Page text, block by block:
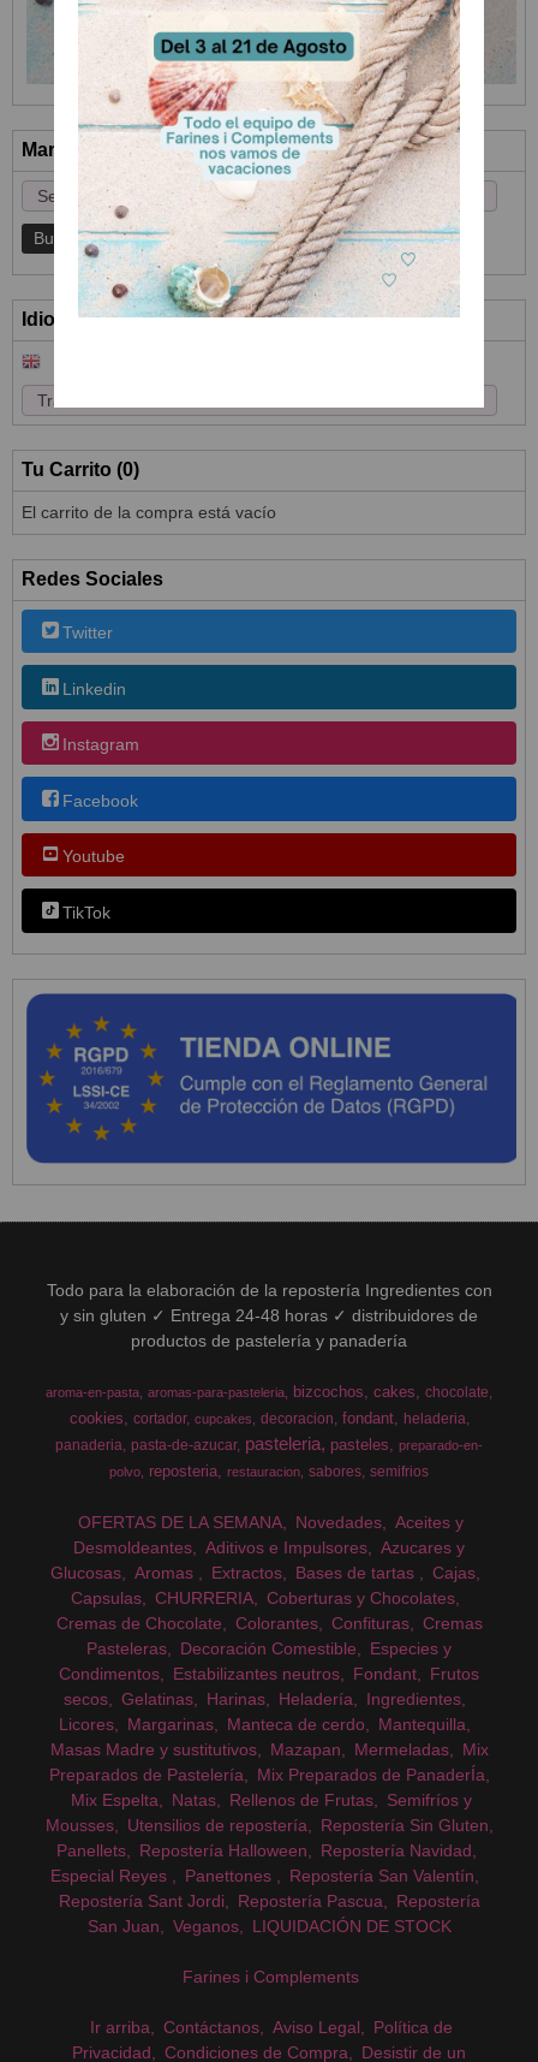
Marcas
Idioma
Tu Carrito (0)
El carrito de la compra está vacío
Redes Sociales
Twitter
Linkedin
Instagram
Facebook
Youtube
TikTok
Todo para la elaboración de la repostería Ingredientes con
y sin gluten ✓ Entrega 24-48 horas ✓ distribuidores de
productos de pastelería y panadería
aroma-en-pasta aromas-para-pasteleria bizcochos cakes chocolate
cookies cortador cupcakes decoracion fondant
heladeria
panaderia pasta-de-azucar pasteleria pasteles
preparado-en-
polvo
reposteria restauracion sabores semifrios
OFERTAS DE LA SEMANA Novedades
Aceites y
Desmoldeantes
Aditivos e Impulsores
Azucares y
Glucosas
Aromas Extractos Bases de tartas
Cajas
Capsulas
CHURRERIA
Coberturas y Chocolates
Cremas de Chocolate
Colorantes Confituras
Cremas
Pasteleras
Decoración Comestible
Especies y
Condimentos
Estabilizantes neutros Fondant
Frutos
secos
Gelatinas Harinas Heladería
Ingredientes
Licores
Margarinas Manteca de cerdo
Mantequilla
Masas Madre y sustitutivos
Mazapan Mermeladas
Mix
Preparados de Pastelería
Mix Preparados de PanaderÍa
Mix Espelta
Natas Rellenos de Frutas
Semifríos y
Mousses
Utensilios de repostería
Repostería Sin Gluten
Panellets
Repostería Halloween
Repostería Navidad
Especial Reyes
Panettones
Repostería San Valentín
Repostería Sant Jordi
Repostería Pascua
Repostería
San Juan
Veganos LIQUIDACIÓN DE STOCK
Farines i Complements
Ir arriba Contáctanos Aviso Legal
Política de
Privacidad
Condiciones de Compra Desistir de un